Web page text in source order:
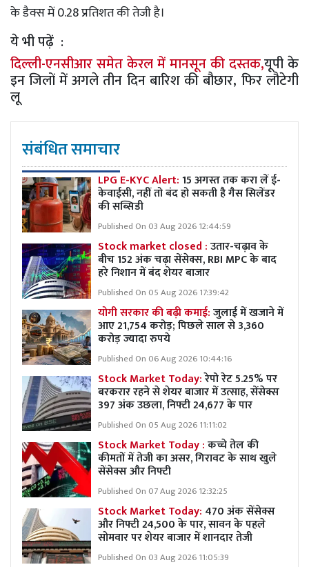
के डैक्स में 0.28 प्रतिशत की तेजी है।
ये भी पढ़ें :
दिल्ली-एनसीआर समेत केरल में मानसून की दस्तक,यूपी के
इन जिलों में अगले तीन दिन बारिश की बौछार, फिर लौटेगी
लू
संबंधित समाचार
LPG E-KYC Alert:15 अगस्त तक करा लें ई-
केवाईसी, नहीं तो बंद हो सकती है गैस सिलेंडर
की सब्सिडी
Published On 03 Aug 2026 12:44:59
Stock market closed :उतार-चढ़ाव के
बीच 152 अंक चढ़ा सेंसेक्स, RBI MPC के बाद
हरे निशान में बंद शेयर बाजार
Published On 05 Aug 2026 17:39:42
योगी सरकार की बढ़ी कमाई:जुलाई में खजाने में
आए 21,754 करोड़; पिछले साल से 3,360
करोड़ ज्यादा रुपये
Published On 06 Aug 2026 10:44:16
Stock Market Today:रेपो रेट 5.25% पर
बरकरार रहने से शेयर बाजार में उत्साह, सेंसेक्स
397 अंक उछला, निफ्टी 24,677 के पार
Published On 05 Aug 2026 11:11:02
Stock Market Today :कच्चे तेल की
कीमतों में तेजी का असर, गिरावट के साथ खुले
सेंसेक्स और निफ्टी
Published On 07 Aug 2026 12:32:25
Stock Market Today: 470 अंक सेंसेक्स
और निफ्टी 24,500 के पार, सावन के पहले
सोमवार पर शेयर बाजार में शानदार तेजी
Published On 03 Aug 2026 11:05:39